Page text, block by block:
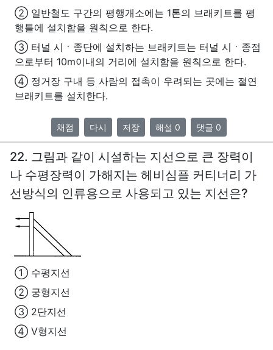
② 일반철도 구간의 평행개소에는 1톤의 브래키트를 평
행틀에 설치함을 원칙으로 한다.
③ 터널 시ㆍ종단에 설치하는 브래키트는 터널 시ㆍ종점
으로부터 10m이내의 거리에 설치함을 원칙으로 한다.
④ 정거장 구내 등 사람의 접촉이 우려되는 곳에는 절연
브래키트를 설치한다.
채점 다시 저장 해설 0 댓글 0
22. 그림과 같이 시설하는 지선으로 큰 장력이
나 수평장력이 가해지는 헤비심플 커티너리 가
선방식의 인류용으로 사용되고 있는 지선은?
① 수평지선
② 궁형지선
③ 2단지선
④ V형지선